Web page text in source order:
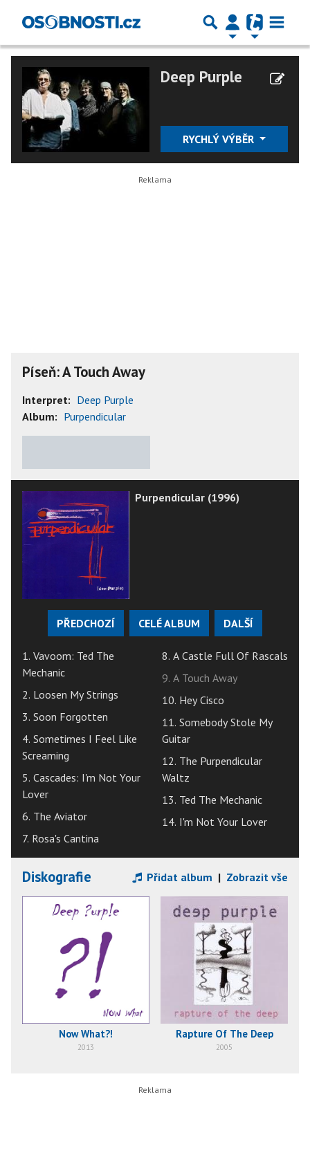
Deep Purple
RYCHLÝ VÝBĚR
Píseň: A Touch Away
Interpret: Deep Purple
Album: Purpendicular
Purpendicular (1996)
PŘEDCHOZÍ CELÉ ALBUM DALŠÍ
1. Vavoom: Ted The
Mechanic
2. Loosen My Strings
3. Soon Forgotten
4. Sometimes I Feel Like
Screaming
5. Cascades: I'm Not Your
Lover
6. The Aviator
7. Rosa's Cantina
8. A Castle Full Of Rascals
9. A Touch Away
10. Hey Cisco
11. Somebody Stole My
Guitar
12. The Purpendicular
Waltz
13. Ted The Mechanic
14. I'm Not Your Lover
Diskografie Přidat album | Zobrazit vše
Now What?!
2013
Rapture Of The Deep
2005